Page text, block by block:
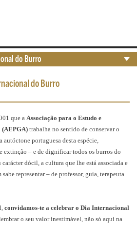
do Burro
que aAssociação para o Estudo e
(AEPGA) trabalha no sentido de conservar o
autóctone portuguesa desta espécie,
extinção – e de dignificar todos os burros do
carácter dócil, a cultura que lhe está associada e
representar – de professor, guia, terapeuta
convidamos-te a celebrar o Dia Internacional
o seu valor inestimável, não só aqui na
do Burro